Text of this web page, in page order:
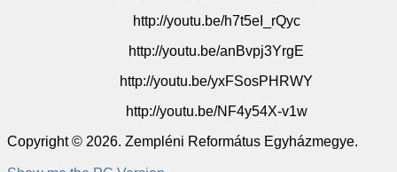
http://youtu.be/h7t5eI_rQyc
http://youtu.be/anBvpj3YrgE
http://youtu.be/yxFSosPHRWY
http://youtu.be/NF4y54X-v1w
Copyright © 2026. Zempléni Református Egyházmegye.